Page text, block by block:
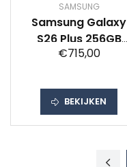
SAMSUNG
Samsung Galaxy
S26 Plus 256GB
Zwart 5G
€715,00
BEKIJKEN